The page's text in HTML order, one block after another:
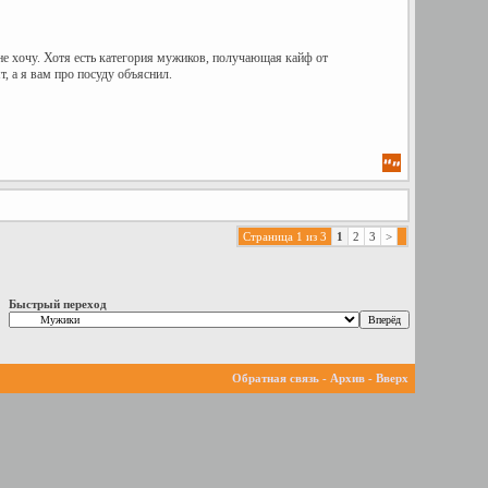
хочу. Хотя есть категория мужиков, получающая кайф от
а я вам про посуду объяснил.
Страница 1 из 3 1 2 3 >
Быстрый переход
Обратная связь- Архив- Вверх